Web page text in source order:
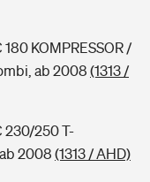
KOMPRESSOR /
ab 2008 (1313 /
230/250 T-
2008 (1313 / AHD)